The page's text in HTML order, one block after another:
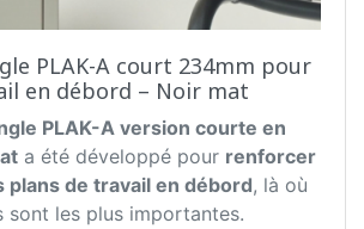
PLAK-A court 234mm pour
en débord – Noir mat
PLAK-A version courte en
a été développé pour renforcer
plans de travail en débord, là où
sont les plus importantes.